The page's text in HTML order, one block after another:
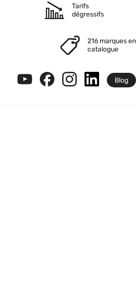
Tarifs
dégressifs
216 marques en
catalogue
Blog